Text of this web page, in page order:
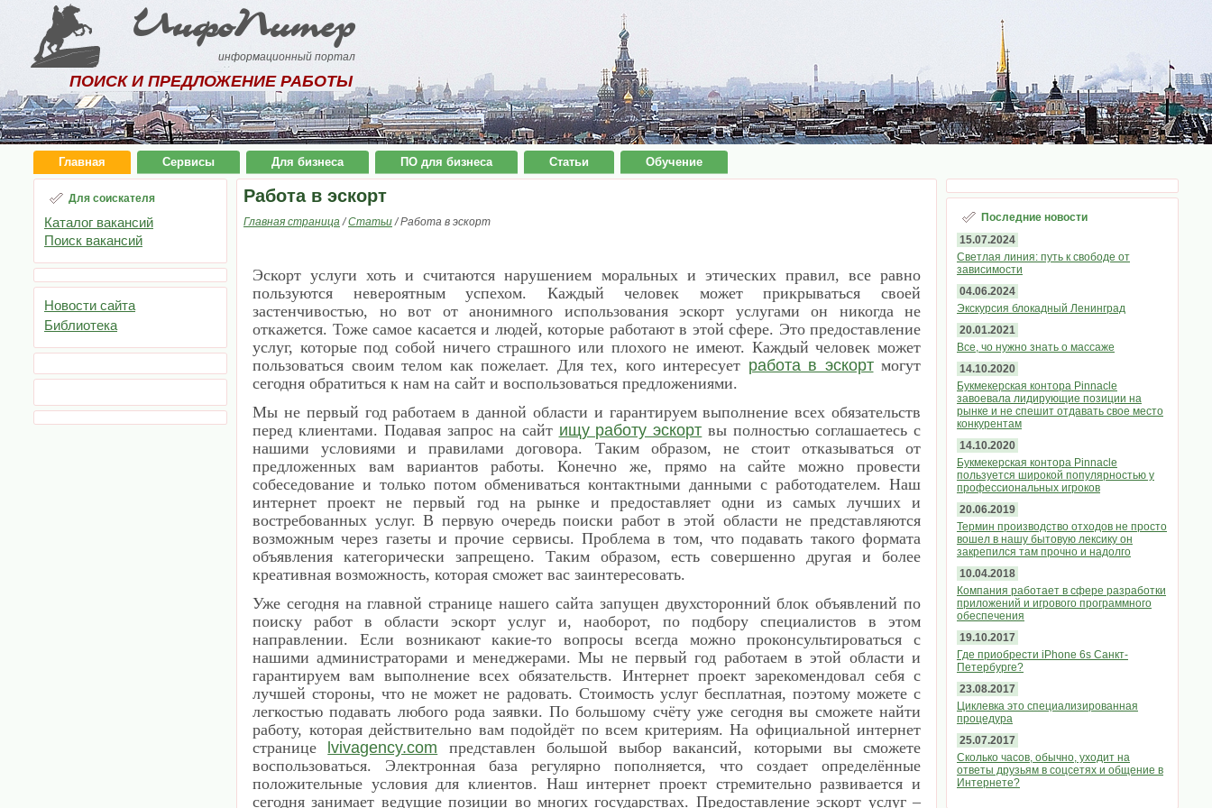
ИнфоПитер
информационный портал
ПОИСК И ПРЕДЛОЖЕНИЕ РАБОТЫ
Главная Сервисы Для бизнеса ПО для бизнеса Статьи Обучение
Для соискателя
Каталог вакансий
Поиск вакансий
Новости сайта
Библиотека
Работа в эскорт
Главная страница/Статьи/Работа в эскорт
Эскорт услуги хоть и считаются нарушением моральных и этических правил, все равно
пользуются невероятным успехом. Каждый человек может прикрываться своей
застенчивостью, но вот от анонимного использования эскорт услугами он никогда не
откажется. Тоже самое касается и людей, которые работают в этой сфере. Это предоставление
услуг, которые под собой ничего страшного или плохого не имеют. Каждый человек может
пользоваться своим телом как пожелает. Для тех, кого интересует работа в эскортмогут
сегодня обратиться к нам на сайт и воспользоваться предложениями.
Мы не первый год работаем в данной области и гарантируем выполнение всех обязательств
перед клиентами. Подавая запрос на сайт ищу работу эскорт вы полностью соглашаетесь с
нашими условиями и правилами договора. Таким образом, не стоит отказываться от
предложенных вам вариантов работы. Конечно же, прямо на сайте можно провести
собеседование и только потом обмениваться контактными данными с работодателем. Наш
интернет проект не первый год на рынке и предоставляет одни из самых лучших и
востребованных услуг. В первую очередь поиски работ в этой области не представляются
возможным через газеты и прочие сервисы. Проблема в том, что подавать такого формата
объявления категорически запрещено. Таким образом, есть совершенно другая и более
креативная возможность, которая сможет вас заинтересовать.
Уже сегодня на главной странице нашего сайта запущен двухсторонний блок объявлений по
поиску работ в области эскорт услуг и, наоборот, по подбору специалистов в этом
направлении. Если возникают какие-то вопросы всегда можно проконсультироваться с
нашими администраторами и менеджерами. Мы не первый год работаем в этой области и
гарантируем вам выполнение всех обязательств. Интернет проект зарекомендовал себя с
лучшей стороны, что не может не радовать. Стоимость услуг бесплатная, поэтому можете с
легкостью подавать любого рода заявки. По большому счёту уже сегодня вы сможете найти
работу, которая действительно вам подойдёт по всем критериям. На официальной интернет
странице
lvivagency.com представлен большой выбор вакансий, которыми вы сможете
воспользоваться. Электронная база регулярно пополняется, что создает определённые
положительные условия для клиентов. Наш интернет проект стремительно развивается и
сегодня занимает ведущие позиции во многих государствах. Предоставление эскорт услуг –
Последние новости
15.07.2024
Светлая линия: путь к свободе от
зависимости
04.06.2024
Экскурсия блокадный Ленинград
20.01.2021
Все, чо нужно знать о массаже
14.10.2020
Букмекерская контора Pinnacle
завоевала лидирующие позиции на
рынке и не спешит отдавать свое место
конкурентам
14.10.2020
Букмекерская контора Pinnacle
пользуется широкой популярностью у
профессиональных игроков
20.06.2019
Термин производство отходов не просто
вошел в нашу бытовую лексику он
закрепился там прочно и надолго
10.04.2018
Компания работает в сфере разработки
приложений и игрового программного
обеспечения
19.10.2017
Где приобрести iPhone 6s Санкт-
Петербурге?
23.08.2017
Циклевка это специализированная
процедура
25.07.2017
Сколько часов, обычно, уходит на
ответы друзьям в соцсетях и общение в
Интернете?